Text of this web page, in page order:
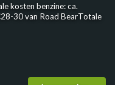
kosten benzine: ca.
30 van Road BearTotale